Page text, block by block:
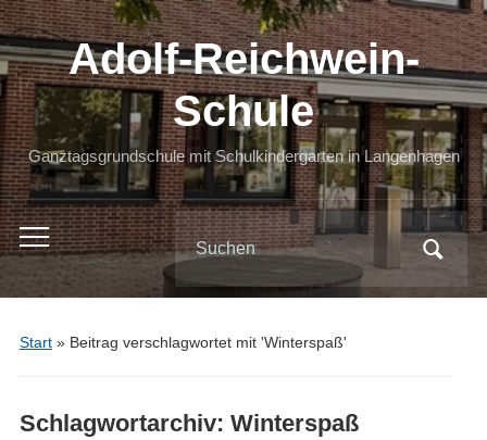
Adolf-Reichwein-
Schule
Ganztagsgrundschule mit Schulkindergarten in Langenhagen
Toggle
mobile
menu
Search
for:
Start» Beitrag verschlagwortet mit 'Winterspaß'
Schlagwortarchiv: Winterspaß